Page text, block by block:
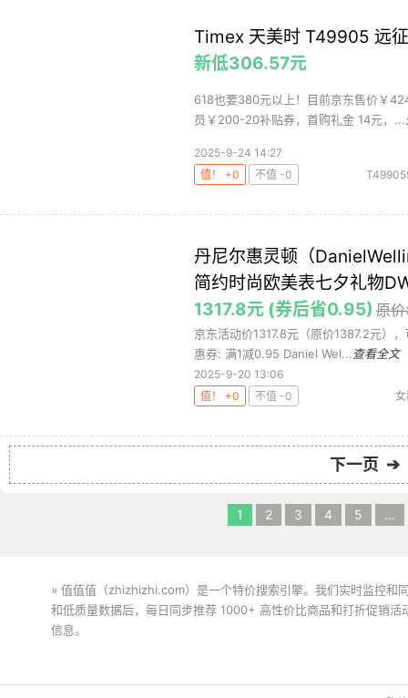
Timex 天美时 T49905 远
新低306.57元
618也要380元以上！目前京东售价￥
员￥200-20补贴券，首购礼金 14元，...
2025-9-24 14:27
值！ +0
不值 -0
丹尼尔惠灵顿（
简约时尚欧美表七夕礼物
1317.8元 (券后省0.95) 原
京东活动价1317.8元（原价1387.2元）
惠券: 满1减0.95 Daniel Wel... 查看全文
2025-9-20 13:06
值！ +0
不值 -0
下一页 ➔
1 2 3 4 5 ...
» 值值值（zhizhizhi.com）是一个特价搜索引擎。我们实时监控和
和低质量数据后，每日同步推荐 1000+ 高性价比商品和打折促销
信息。